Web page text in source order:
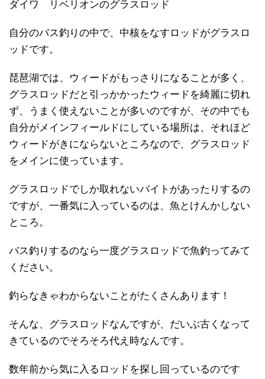
ダイワ リベリオンのグラスロッド
自分のバス釣りの中で、中核をなすロッドがグラスロ
ッドです。
琵琶湖では、ウィードがもっさりになることが多く、
グラスロッドだと引っかかったウィードを綺麗に切れ
ず、うまく使えないことが多いのですが、その中でも
自分がメインフィールドにしている場所は、それほど
ウィードがきにならないところなので、グラスロッド
をメインに使っています。
グラスロッドでしか取れないバイトがあったりするの
ですが、一番気に入っているのは、魚とけんかしない
ところ。
バス釣りするのなら一度グラスロッドで魚釣ってみて
ください。
釣らなきゃわからないことがたくさんあります！
そんな、グラスロッドなんですが、だいぶ古くなって
きているのでそろそろ代え時なんです。
数年前から気に入るロッドを探し回っているのです